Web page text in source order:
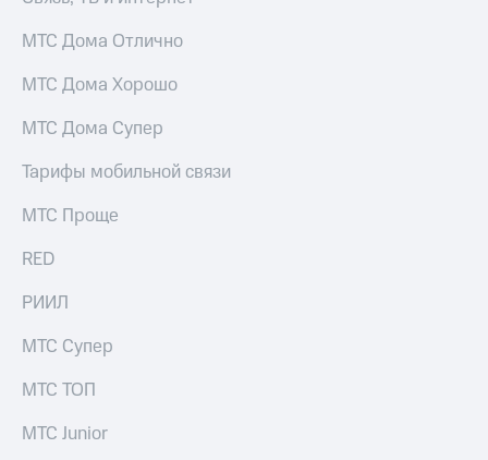
МТС Дома Отлично
МТС Дома Хорошо
МТС Дома Супер
Тарифы мобильной связи
МТС Проще
RED
РИИЛ
МТС Супер
МТС ТОП
МТС Junior